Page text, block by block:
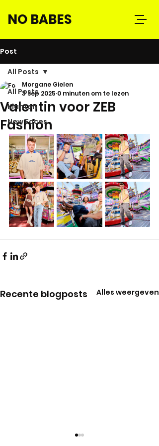
NO BABES
Post
All Posts
Klanten
New Faces
All Posts
Valentin voor ZEB
Fashion
Morgane Gielen
3 sep 2025 0 minuten om te lezen
Recente blogposts Alles weergeven